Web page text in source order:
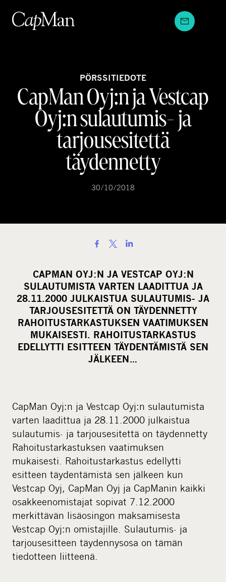
sisältöön
PÖRSSITIEDOTE
CapMan Oyj:n ja Vestcap
Oyj:n sulautumis- ja
tarjousesitettä
täydennetty
30/10/2018
a
r
e
o
n
s
o
c
l
m
e
d
i
a
CAPMAN OYJ:N JA VESTCAP OYJ:N
SULAUTUMISTA VARTEN LAADITTUA JA
28.11.2000 JULKAISTUA SULAUTUMIS- JA
TARJOUSESITETTÄ ON TÄYDENNETTY
RAHOITUSTARKASTUKSEN VAATIMUKSEN
MUKAISESTI. RAHOITUSTARKASTUS
EDELLYTTI ESITTEEN TÄYDENTÄMISTÄ SEN
JÄLKEEN…
CapMan Oyj:n ja Vestcap Oyj:n sulautumista
varten laadittua ja 28.11.2000 julkaistua
sulautumis- ja tarjousesitettä on täydennetty
Rahoitustarkastuksen vaatimuksen
mukaisesti. Rahoitustarkastus edellytti
esitteen täydentämistä sen jälkeen kun
Vestcap Oyj, CapMan Oyj ja CapManin kaikki
osakkeenomistajat sopivat 7.12.2000
merkittävän lisäosingon maksamisesta
Vestcap Oyj:n omistajille. Sulautumis- ja
tarjousesitteen täydennysosa on tämän
tiedotteen liitteenä.